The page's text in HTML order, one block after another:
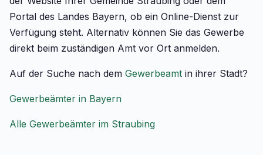
Portal des Landes Bayern, ob ein Online-Dienst zur
Verfügung steht. Alternativ können Sie das Gewerbe
direkt beim zuständigen Amt vor Ort anmelden.
Auf der Suche nach dem Gewerbeamt in ihrer Stadt?
Gewerbeämter in Bayern
Alle Gewerbeämter im Straubing